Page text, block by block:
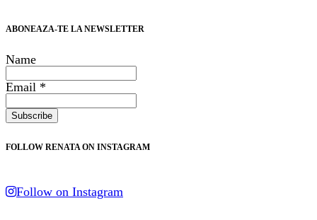
ABONEAZA-TE LA NEWSLETTER
Name
Email *
FOLLOW RENATA ON INSTAGRAM
Follow on Instagram